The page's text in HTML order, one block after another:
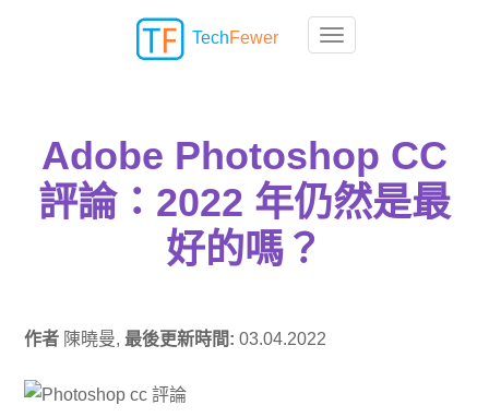
Toggle navigation
TechFewer
Adobe Photoshop CC
評論：2022 年仍然是最
好的嗎？
作者 陳曉曼, 最後更新時間:03.04.2022